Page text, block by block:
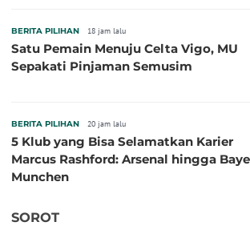
BERITA PILIHAN 18 jam lalu
Satu Pemain Menuju Celta Vigo, MU
Sepakati Pinjaman Semusim
BERITA PILIHAN 20 jam lalu
5 Klub yang Bisa Selamatkan Karier
Marcus Rashford: Arsenal hingga
Munchen
SOROT